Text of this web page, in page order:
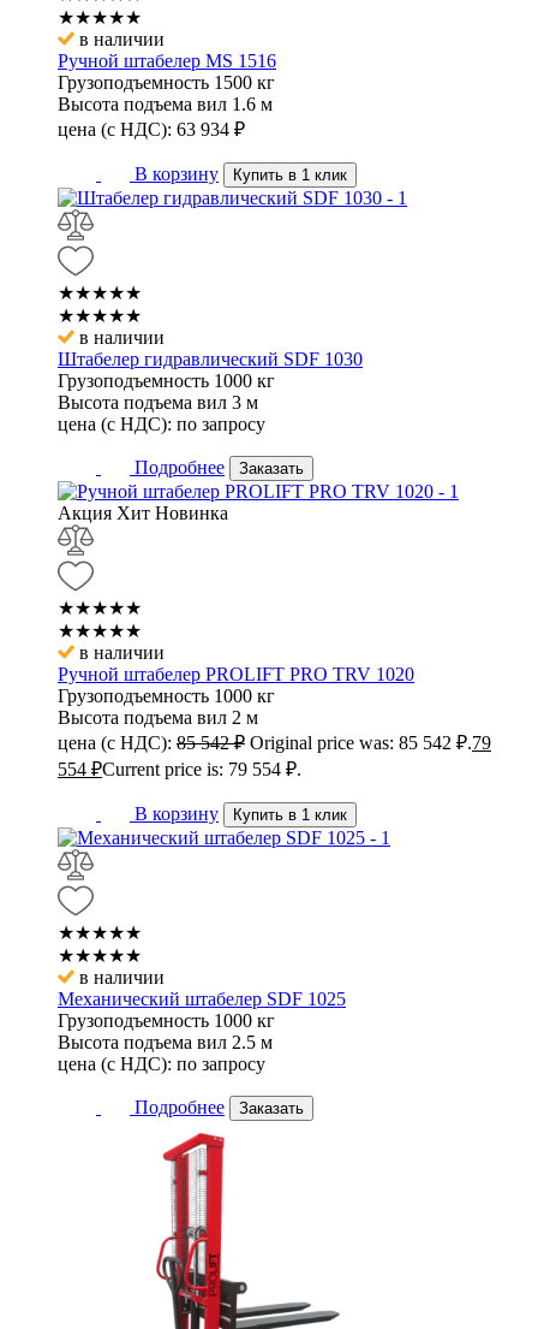
★★★★★
в наличии
Ручной штабелер MS 1516
Грузоподъемность 1500 кг
Высота подъема вил 1.6 м
цена (с НДС): 63 934 ₽
В корзину Купить в 1 клик
★★★★★
★★★★★
в наличии
Штабелер гидравлический SDF 1030
Грузоподъемность 1000 кг
Высота подъема вил 3 м
цена (с НДС): по запросу
Подробнее Заказать
Акция Хит Новинка
★★★★★
★★★★★
в наличии
Ручной штабелер PROLIFT PRO TRV 1020
Грузоподъемность 1000 кг
Высота подъема вил 2 м
цена (с НДС): 85 542₽ Original price was: 85 542 ₽.79
554 ₽Current price is: 79 554 ₽.
В корзину Купить в 1 клик
★★★★★
★★★★★
в наличии
Механический штабелер SDF 1025
Грузоподъемность 1000 кг
Высота подъема вил 2.5 м
цена (с НДС): по запросу
Подробнее Заказать